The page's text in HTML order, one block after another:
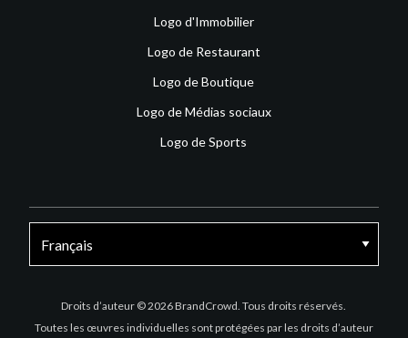
Logo d'Immobilier
Logo de Restaurant
Logo de Boutique
Logo de Médias sociaux
Logo de Sports
Droits d’auteur © 2026 BrandCrowd. Tous droits réservés.
Toutes les œuvres individuelles sont protégées par les droits d’auteur